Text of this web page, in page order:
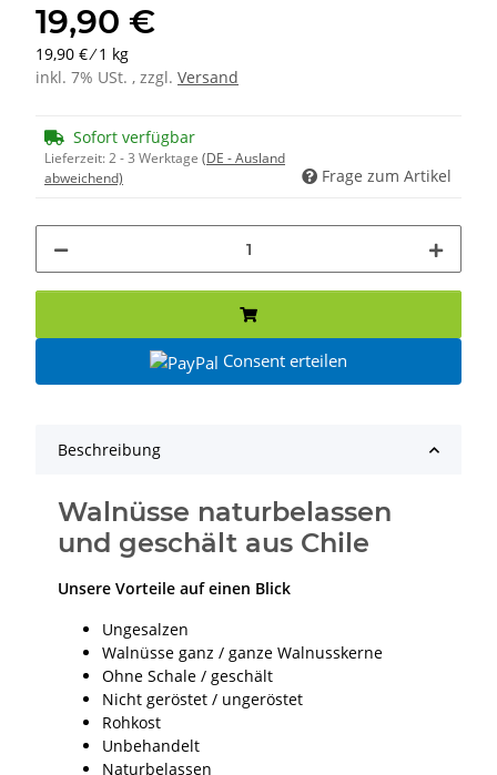
19,90 €
19,90 € ⁄ 1 kg
inkl. 7% USt. , zzgl. Versand
Sofort verfügbar
Lieferzeit:2 - 3 Werktage (DE - Ausland
abweichend)
Frage zum Artikel
Consent erteilen
Beschreibung
Walnüsse naturbelassen
und geschält aus Chile
Unsere Vorteile auf einen Blick
Ungesalzen
Walnüsse ganz / ganze Walnusskerne
Ohne Schale / geschält
Nicht geröstet / ungeröstet
Rohkost
Unbehandelt
Naturbelassen